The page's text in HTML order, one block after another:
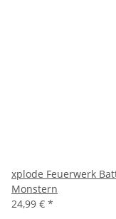
xplode Feuerwerk
Monstern
24,99 € *